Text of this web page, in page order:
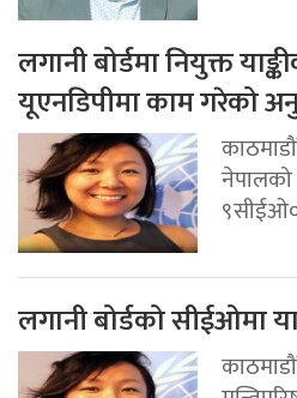
लगानी बोर्डमा नियुक्त
यूएनडिपीमा काम गरेको
नेपालको
लगानी बोर्डको सीईओमा